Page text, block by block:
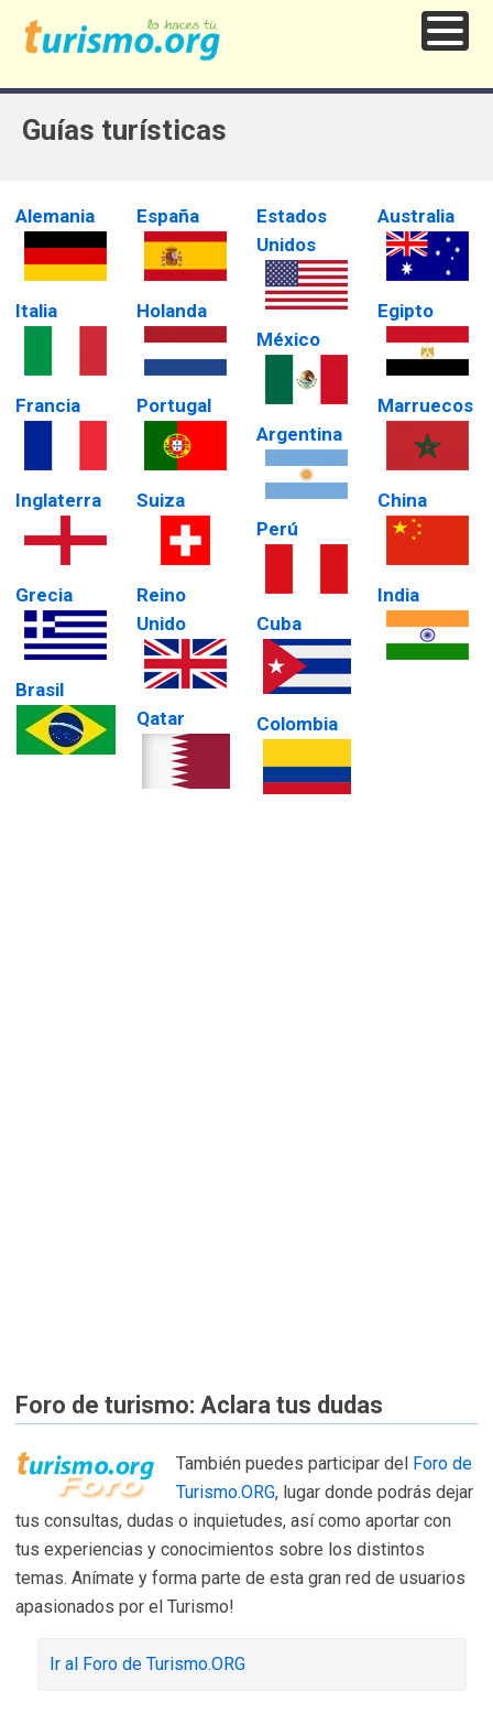
Guías turísticas
Alemania
Italia
Francia
Inglaterra
Grecia
Brasil
España
Holanda
Portugal
Suiza
Reino
Unido
Qatar
Estados
Unidos
México
Argentina
Perú
Cuba
Colombia
Australia
Egipto
Marruecos
China
India
Foro de turismo: Aclara tus dudas
También puedes participar del Foro de
Turismo.ORG, lugar donde podrás dejar
tus consultas, dudas o inquietudes, así como aportar con
tus experiencias y conocimientos sobre los distintos
temas. Anímate y forma parte de esta gran red de usuarios
apasionados por el Turismo!
Ir al Foro de Turismo.ORG